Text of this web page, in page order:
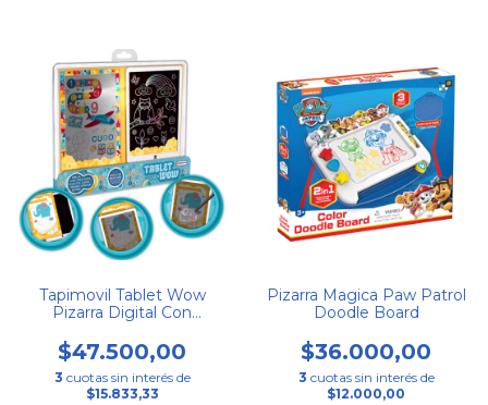
Tapimovil Tablet Wow
Pizarra Digital Con
$47.500,00
3 cuotas sin interés de
$15.833,33
Pizarra Magica Paw Patrol
Doodle Board
$36.000,00
3 cuotas sin interés de
$12.000,00